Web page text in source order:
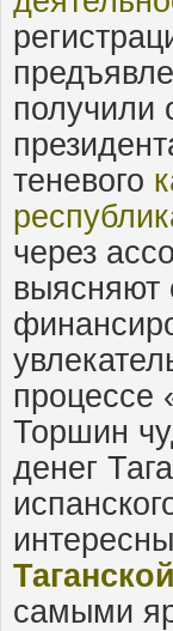
получили
теневого
через
выясняют
процессе
Торшин
денег
самыми